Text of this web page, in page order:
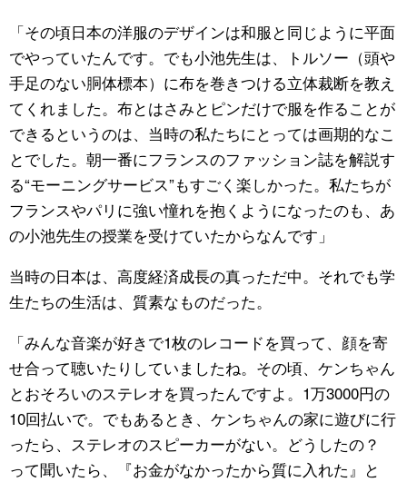
「その頃日本の洋服のデザインは和服と同じように平面
でやっていたんです。でも小池先生は、トルソー（頭や
手足のない胴体標本）に布を巻きつける立体裁断を教え
てくれました。布とはさみとピンだけで服を作ることが
できるというのは、当時の私たちにとっては画期的なこ
とでした。朝一番にフランスのファッション誌を解説す
る“モーニングサービス”もすごく楽しかった。私たちが
フランスやパリに強い憧れを抱くようになったのも、あ
の小池先生の授業を受けていたからなんです」
当時の日本は、高度経済成長の真っただ中。それでも学
生たちの生活は、質素なものだった。
「みんな音楽が好きで1枚のレコードを買って、顔を寄
せ合って聴いたりしていましたね。その頃、ケンちゃん
とおそろいのステレオを買ったんですよ。1万3000円の
10回払いで。でもあるとき、ケンちゃんの家に遊びに行
ったら、ステレオのスピーカーがない。どうしたの？
って聞いたら、『お金がなかったから質に入れた』と